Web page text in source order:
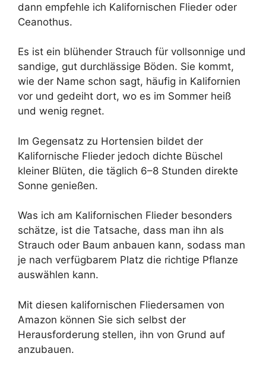
dann empfehle ich Kalifornischen Flieder oder
Ceanothus.
Es ist ein blühender Strauch für vollsonnige und
sandige, gut durchlässige Böden. Sie kommt,
wie der Name schon sagt, häufig in Kalifornien
vor und gedeiht dort, wo es im Sommer heiß
und wenig regnet.
Im Gegensatz zu Hortensien bildet der
Kalifornische Flieder jedoch dichte Büschel
kleiner Blüten, die täglich 6–8 Stunden direkte
Sonne genießen.
Was ich am Kalifornischen Flieder besonders
schätze, ist die Tatsache, dass man ihn als
Strauch oder Baum anbauen kann, sodass man
je nach verfügbarem Platz die richtige Pflanze
auswählen kann.
Mit diesen kalifornischen Fliedersamen von
Amazon können Sie sich selbst der
Herausforderung stellen, ihn von Grund auf
anzubauen.